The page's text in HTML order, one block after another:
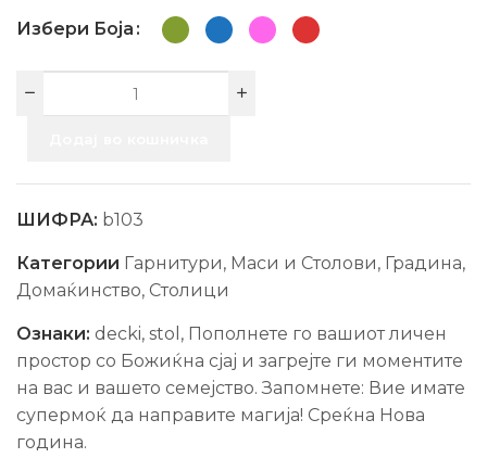
Избери Боја
ШИФРА: b103
Категории Гарнитури, Маси и Столови, Градина,
Домаќинство, Столици
Ознаки: decki, stol , Пополнете го вашиот личен
простор со Божиќна сјај и загрејте ги моментите
на вас и вашето семејство. Запомнете: Вие имате
супермоќ да направите магија! Среќна Нова
гoдина.